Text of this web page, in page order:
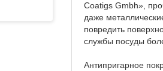
Coatigs Gmbh»,
даже
повредить
службы посуды
Антипригарное